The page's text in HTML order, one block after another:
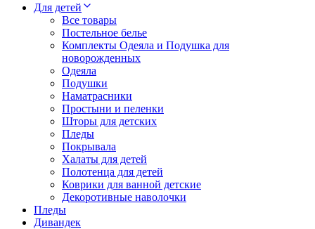
Для детей
Все товары
Постельное белье
Комплекты Одеяла и Подушка для
новорожденных
Одеяла
Подушки
Наматрасники
Простыни и пеленки
Шторы для детских
Пледы
Покрывала
Халаты для детей
Полотенца для детей
Коврики для ванной детские
Декоротивные наволочки
Пледы
Дивандек